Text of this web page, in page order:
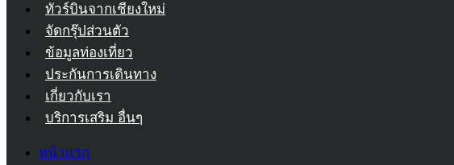
ทัวร์บินจากเชียงใหม่
จัดกรุ๊ปส่วนตัว
ข้อมูลท่องเที่ยว
ประกันการเดินทาง
เกี่ยวกับเรา
บริการเสริม อื่นๆ
หน้าแรก